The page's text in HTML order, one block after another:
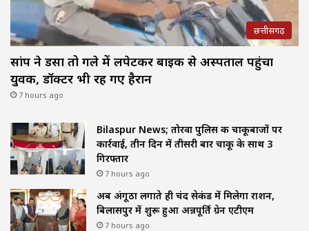
छत्तीसगढ़
सांप ने डसा तो गले में लपेटकर बाइक से अस्पताल पहुंचा
युवक, डॉक्टर भी रह गए हैरान
7 hours ago
Bilaspur News; तोरवा पुलिस की चाकूबाजों पर
कार्रवाई, तीन दिन में तीसरी बार चाकू के साथ 3
गिरफ्तार
7 hours ago
अब अंगूठा लगाते ही चंद सेकंड में मिलेगा राशन,
बिलासपुर में शुरू हुआ अन्नपूर्ति ग्रेन एटीएम
7 hours ago